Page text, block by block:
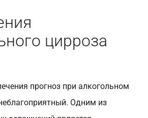
цирроза
прогноз при алкогольном
Одним из